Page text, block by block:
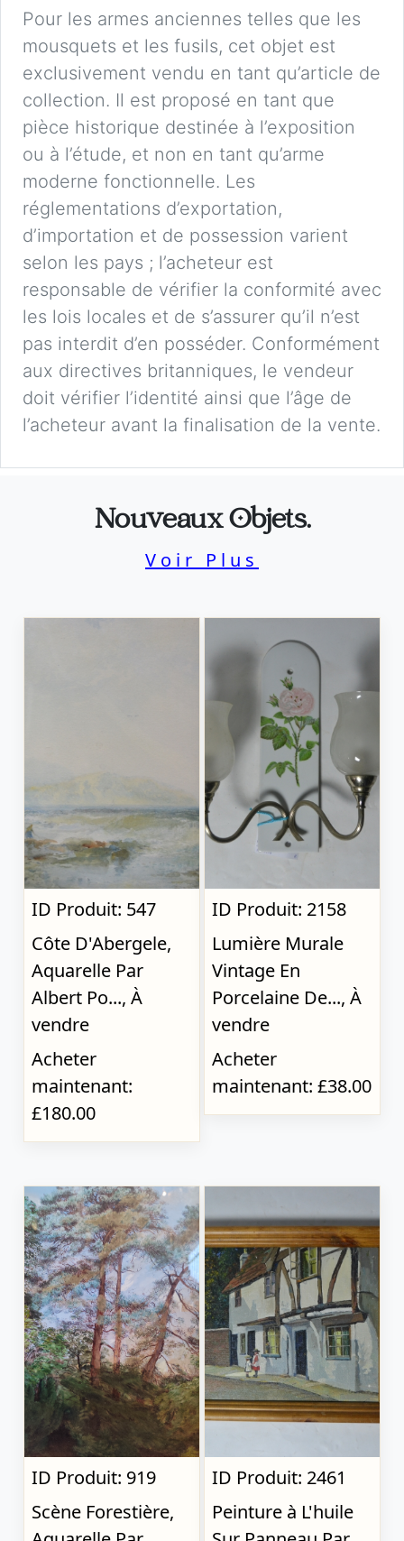
Pour les armes anciennes telles que les
mousquets et les fusils, cet objet est
exclusivement vendu en tant qu’article de
collection. Il est proposé en tant que
pièce historique destinée à l’exposition
ou à l’étude, et non en tant qu’arme
moderne fonctionnelle. Les
réglementations d’exportation,
d’importation et de possession varient
selon les pays ; l’acheteur est
responsable de vérifier la conformité avec
les lois locales et de s’assurer qu’il n’est
pas interdit d’en posséder. Conformément
aux directives britanniques, le vendeur
doit vérifier l’identité ainsi que l’âge de
l’acheteur avant la finalisation de la vente.
Nouveaux Objets.
Voir Plus
ID Produit: 547
Côte D'Abergele,
Aquarelle Par
Albert Po..., À
vendre
Acheter
maintenant:
£180.00
ID Produit: 2158
Lumière Murale
Vintage En
Porcelaine De..., À
vendre
Acheter
maintenant: £38.00
ID Produit: 919
Scène Forestière,
ID Produit: 2461
Peinture à L'huile